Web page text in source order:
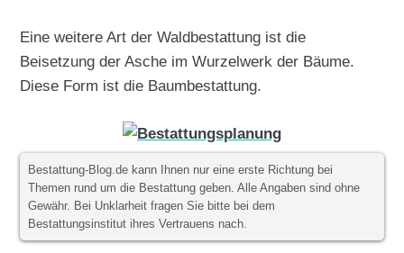
Eine weitere Art der Waldbestattung ist die
Beisetzung der Asche im Wurzelwerk der Bäume.
Diese Form ist die Baumbestattung.
Bestattung-Blog.de kann Ihnen nur eine erste Richtung bei
Themen rund um die Bestattung geben. Alle Angaben sind ohne
Gewähr. Bei Unklarheit fragen Sie bitte bei dem
Bestattungsinstitut ihres Vertrauens nach.